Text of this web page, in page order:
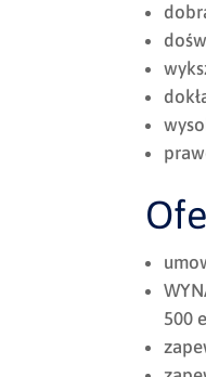
500